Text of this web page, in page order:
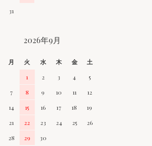
31
2026年9月
月 火 水 木 金
土
1
2 3 4
5
7 8 9 10 11
12
14 15 16 17 18
19
21 22 23 24 25
26
28 29 30